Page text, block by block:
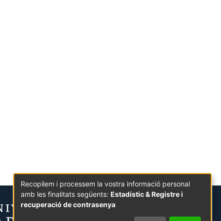
Recopilem i processem la vostra informació personal
amb les finalitats següents: Estadístic & Registre i
recuperació de contrasenya